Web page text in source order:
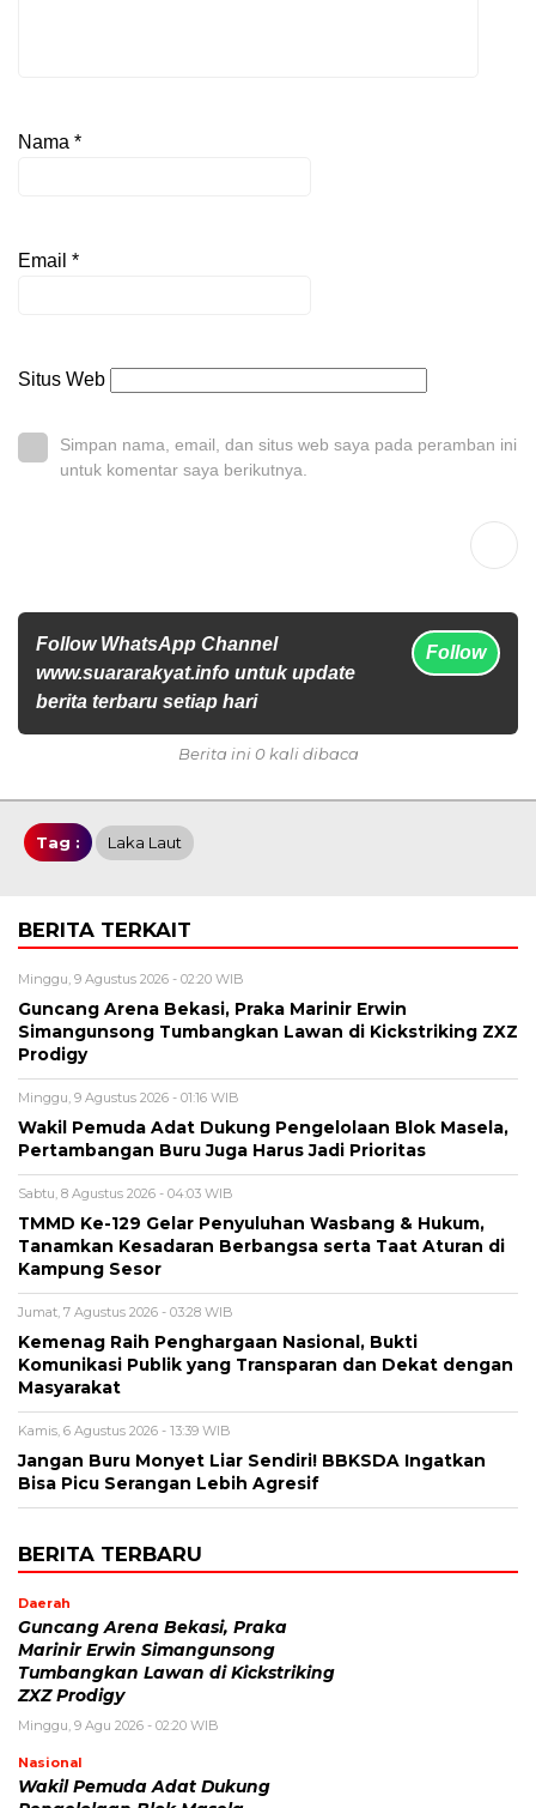
Nama *
Email *
Situs Web
Simpan nama, email, dan situs web saya pada peramban ini
untuk komentar saya berikutnya.
Follow WhatsApp Channel
www.suararakyat.info untuk update
berita terbaru setiap hari
Follow
Berita ini 0 kali dibaca
Tag : Laka Laut
BERITA TERKAIT
Minggu, 9 Agustus 2026 - 02:20 WIB
Guncang Arena Bekasi, Praka Marinir Erwin
Simangunsong Tumbangkan Lawan di Kickstriking ZXZ
Prodigy
Minggu, 9 Agustus 2026 - 01:16 WIB
Wakil Pemuda Adat Dukung Pengelolaan Blok Masela,
Pertambangan Buru Juga Harus Jadi Prioritas
Sabtu, 8 Agustus 2026 - 04:03 WIB
TMMD Ke-129 Gelar Penyuluhan Wasbang & Hukum,
Tanamkan Kesadaran Berbangsa serta Taat Aturan di
Kampung Sesor
Jumat, 7 Agustus 2026 - 03:28 WIB
Kemenag Raih Penghargaan Nasional, Bukti
Komunikasi Publik yang Transparan dan Dekat dengan
Masyarakat
Kamis, 6 Agustus 2026 - 13:39 WIB
Jangan Buru Monyet Liar Sendiri! BBKSDA Ingatkan
Bisa Picu Serangan Lebih Agresif
BERITA TERBARU
Daerah
Guncang Arena Bekasi, Praka
Marinir Erwin Simangunsong
Tumbangkan Lawan di Kickstriking
ZXZ Prodigy
Minggu, 9 Agu 2026 - 02:20 WIB
Nasional
Wakil Pemuda Adat Dukung